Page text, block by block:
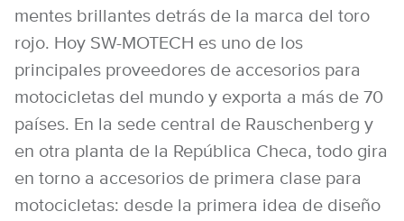
mentes brillantes detrás de la marca del toro
rojo. Hoy SW-MOTECH es uno de los
principales proveedores de accesorios para
motocicletas del mundo y exporta a más de 70
países. En la sede central de Rauschenberg y
en otra planta de la República Checa, todo gira
en torno a accesorios de primera clase para
motocicletas: desde la primera idea de diseño